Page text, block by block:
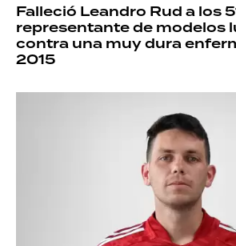
Falleció Leandro Rud a los
representante de modelos
contra una muy dura
2015